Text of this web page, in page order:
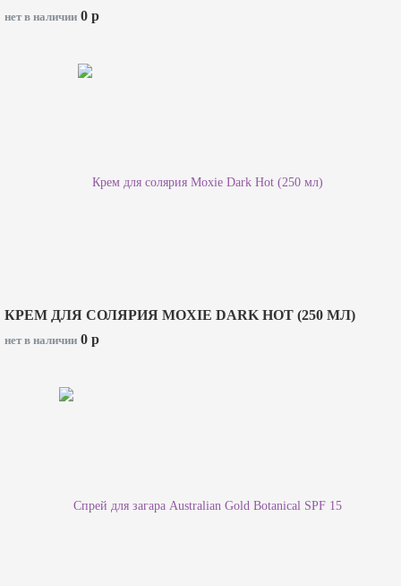
нет в наличии 0 p
КРЕМ ДЛЯ СОЛЯРИЯ MOXIE DARK HOT (250 МЛ)
нет в наличии 0 p